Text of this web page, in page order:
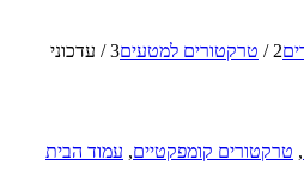
2
/ טרקטורים למטעים3
/ עדכוני
, טרקטורים קומפקטיים, עמוד הבית